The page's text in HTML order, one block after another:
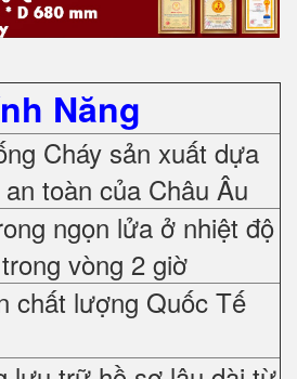
Năng
Cháy sản xuất dựa
toàn của Châu Âu
ngọn lửa ở nhiệt độ
vòng 2 giờ
chất lượng Quốc Tế